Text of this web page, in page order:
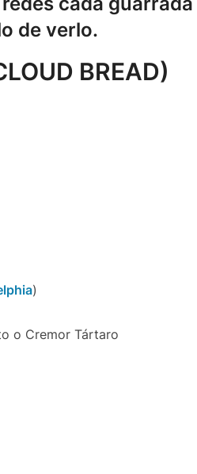
de verlo.
BREAD)
)
o Cremor Tártaro